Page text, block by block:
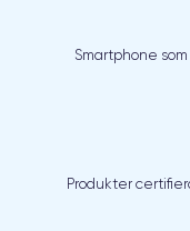
Smartphone
Produkter